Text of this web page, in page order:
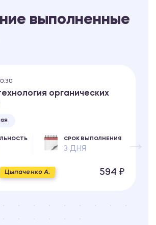
выполненные
органических
СРОК ВЫПОЛНЕНИЯ
3 ДНЯ
Цыпаченко А. 594 ₽